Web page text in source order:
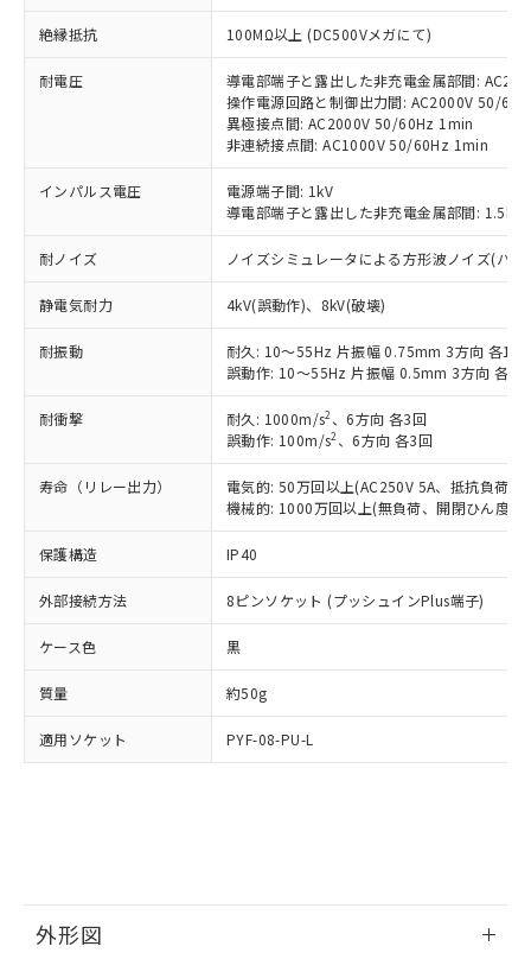
絶縁抵抗 100MΩ以上 (DC500Vメガにて)
耐電圧
導電部端子と露出した非充電金属部間:
操作電源回路と制御出力間: AC2000V 50/
異極接点間: AC2000V 50/60Hz 1min
非連続接点間: AC1000V 50/60Hz 1min
インパルス電圧
電源端子間: 1kV
導電部端子と露出した非充電金属部間: 1.5kV
耐ノイズ ノイズシミュレータによる方形波ノイズ(パ
静電気耐力 4kV(誤動作)、8kV(破壊)
耐振動
耐久: 10～55Hz 片振幅 0.75mm 3方向 各1h
誤動作: 10～55Hz 片振幅 0.5mm 3方向 各
耐衝撃 耐久: 1000m/s2 、6方向 各3回
誤動作: 100m/s2 、6方向 各3回
寿命（リレー出力）
電気的: 50万回以上(AC250V 5A、抵抗負荷
機械的: 1000万回以上(無負荷、開閉ひん度
保護構造 IP40
外部接続方法 8ピンソケット (プッシュインPlus端子)
ケース色 黒
質量 約50g
適用ソケット PYF-08-PU-L
外形図
ご利用条件
以下の条件をお読みいただき、同意のうえ
ご利用ください。
本サービスは、当社制御機器事業取扱
商品の当社在庫状況および標準価格
(税抜)を提供させていただくもので
本サービスの対象外となる商品もある
ことをご了承ください。
在庫状況および標準価格照会結果は、
記載している更新日時点での社内デー
タに基づき作成されるものであり、閲
覧された時点での実際の在庫および標
準価格とは異なる場合があることをご
了承ください。
正式な納期状況および標準価格はお客
様のお取引先、またはお客様担当のオ
ムロン制御機器販売店・当社販売員に
ご相談ください。
オムロン制御機器販売店や当社販売拠
販売ネットワーク
」をご確認
在庫状況および標準価格結果を当社の
事前の承諾なく第三者に漏洩または開
示しないようお願いします。
マイパーツ機能（部品リスト作成サー
対応予定：EU RoHS指令（10物質）の非含
有に対応した製品に切り替える予定のある
対応予定なし：EU RoHS指令（10物質）の
非含有に非対応の商品で、対応品を出す予
定はありません。
調査・確認中：EU RoHS指令（10物質）の
非含有の対応状況を調査中または確認中の
非該当品：ライセンス料など無形物で、有
害物質有無と関係のない商品です。
仕入先様の事情により、非含有部品として
いたものが、含有品と判明した場合などや
ミウム(Cd) 100ppm以下、
六価クロム(Cr(Ⅵ)) 1000ppm以下、ポリ臭化ビフェニル
(PBDE) 1000ppm以下、フタル酸ビス(2-エチルヘキシ
ル) (DEHP)(別名：DOP) 1000ppm以下、フタル酸ブチ
ルベンジル（BBP） 1000ppm以下、フタル酸ジブチル
（DBP） 1000ppm以下、フタル酸ジイソブチル
(DIBP) 1000ppm以下
但し、RoHS指令で産業用監視および制御機器に対する
適用除外項目は除く。
フタル酸エステル類の４物質については閾値を超える意
※2 対応予定月
部品在庫の切り替え状況などにより、予定
月が前後することがあります。
下記の非含有証明書をダウンロードするこ
とができます。
※1 中国RoHS○×表
「○」：最大均質材料含有率が中国RoHSの
基準値以下であることを示します。
「×」：最大均質材料含有率が中国RoHSの
基準値を超えていることを示します。
「－」：未確認です。当社販売部門へお問
い合わせください。
*中国RoHS10物質の基準値 (GB/T26572)：
Pb(鉛) :1000ppm、 Hg(水銀) : 1000ppm、 Cd(カドミウ
Cr(Ⅵ)(六価クロム) : 1000ppm、 PBBs(ポリ臭化ビフェ
ニル類) : 1000ppm、 PBDEs(ポリ臭化ジフェニルエーテ
ル類) : 1000ppm、
DBP(フタル酸ジブチル) : 1000ppm、 DIBP(フタル酸ジ
イソブチル) : 1000ppm、 BBP(フタル酸ブチルベンジ
ル) : 1000ppm、
※2 環境保護使用期限
「ｅ」：有害物質（10物質）のすべてが基
準値以下であることを示します。
「10」：通常の使用状況下において有害物
質が外部に漏えいし、環境に深刻な影響を
当社は、これら貴社製品のうち、外国
為替および外国貿易法に定める商品
（以下｢規制貨物等」という）を輸出
または国外への提供する場合は、日本
国政府の輸出許可(または役務取引許
可)を取得するなどの必要な手続きを
とります。
当社は規制貨物を破棄する場合は、完
全に破砕するなど、違法に輸出されな
当社は貴社製品を、核兵器、ミサイ
ル、化学兵器、生物兵器またはその他
武器並びにこれらの製造装置等に一切
使用いたしません。
当社は、貴社製品を第三者に販売する
場合は、上記1、2および3の内容を当
該第三者に通知します。また当社は、
販売先および販売に係わる関係者が違
法に輸出するおそれがある場合は、取
○ 一定数以上の在庫あり
一定数には満たないが在庫あり
－
在庫なし(最新の在庫状況につ
いては、お客様のお取引先、ま
たはお客様担当のオムロン制御
機器販売店・当社販売員にご確
認ください)
空
受注生産機種、また在庫状況の